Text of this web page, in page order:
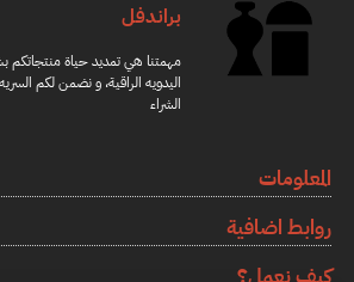
براندفل
مهمتنا هي تمديد حياة منتجاتكم
اليدويه الراقية، و نضمن لكم
الشراء
المعلومات
روابط اضافية